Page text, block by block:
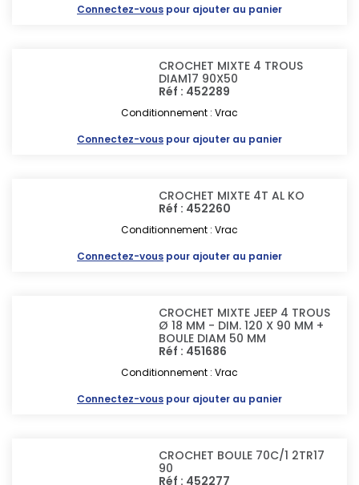
Connectez-vous pour ajouter au panier
CROCHET MIXTE 4 TROUS
DIAM17 90X50
Réf : 452289
Conditionnement : Vrac
Connectez-vous pour ajouter au panier
CROCHET MIXTE 4T AL KO
Réf : 452260
Conditionnement : Vrac
Connectez-vous pour ajouter au panier
CROCHET MIXTE JEEP 4 TROUS
Ø 18 MM - DIM. 120 X 90 MM +
BOULE DIAM 50 MM
Réf : 451686
Conditionnement : Vrac
Connectez-vous pour ajouter au panier
CROCHET BOULE 70C/1 2TR17
90
Réf : 452277